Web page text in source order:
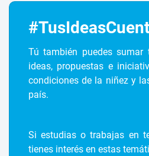
Tú también puedes
ideas, propuestas e
condiciones de la niñez y
país.
Si estudias o trabajas en
tienes interés en estas